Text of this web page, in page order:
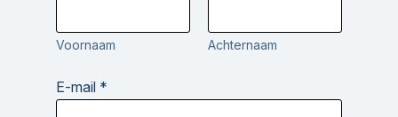
Voornaam Achternaam
E-mail *